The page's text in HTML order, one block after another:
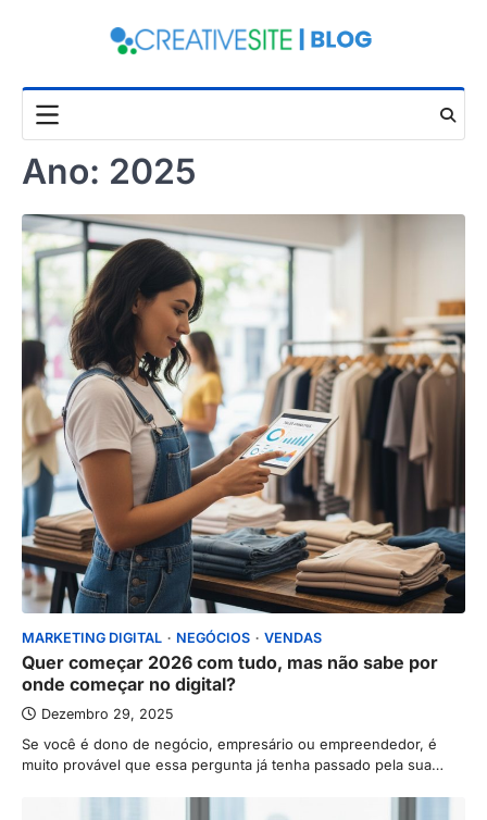
Ano: 2025
MARKETING DIGITAL NEGÓCIOS VENDAS
Quer começar 2026 com tudo, mas não sabe por
onde começar no digital?
Dezembro 29, 2025
Se você é dono de negócio, empresário ou empreendedor, é
muito provável que essa pergunta já tenha passado pela sua…